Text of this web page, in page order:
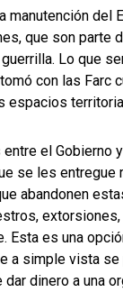
manutención del
que son parte
Lo que
con las Farc
espacios
el Gobierno
se les entregue
abandonen
Esta es una
a simple vista se
dinero a una